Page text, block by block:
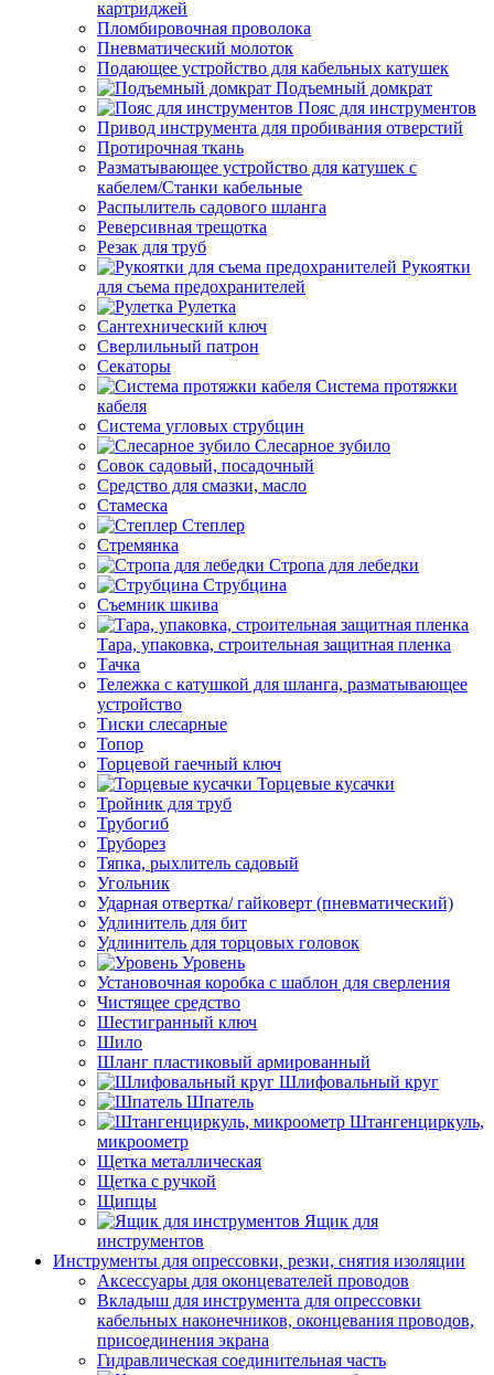
картриджей
Пломбировочная проволока
Пневматический молоток
Подающее устройство для кабельных катушек
Подъемный домкрат
Пояс для инструментов
Привод инструмента для пробивания отверстий
Протирочная ткань
Разматывающее устройство для катушек с
кабелем/Станки кабельные
Распылитель садового шланга
Реверсивная трещотка
Резак для труб
Рукоятки
для съема предохранителей
Рулетка
Сантехнический ключ
Сверлильный патрон
Секаторы
Система протяжки
кабеля
Система угловых струбцин
Слесарное зубило
Совок садовый, посадочный
Средство для смазки, масло
Стамеска
Степлер
Стремянка
Стропа для лебедки
Струбцина
Съемник шкива
Тара, упаковка, строительная защитная пленка
Тачка
Тележка с катушкой для шланга, разматывающее
устройство
Тиски слесарные
Топор
Торцевой гаечный ключ
Торцевые кусачки
Тройник для труб
Трубогиб
Труборез
Тяпка, рыхлитель садовый
Угольник
Ударная отвертка/ гайковерт (пневматический)
Удлинитель для бит
Удлинитель для торцовых головок
Уровень
Установочная коробка с шаблон для сверления
Чистящее средство
Шестигранный ключ
Шило
Шланг пластиковый армированный
Шлифовальный круг
Шпатель
Штангенциркуль,
микроометр
Щетка металлическая
Щетка с ручкой
Щипцы
Ящик для
инструментов
Инструменты для опрессовки, резки, снятия изоляции
Аксессуары для оконцевателей проводов
Вкладыш для инструмента для опрессовки
кабельных наконечников, оконцевания проводов,
присоединения экрана
Гидравлическая соединительная часть